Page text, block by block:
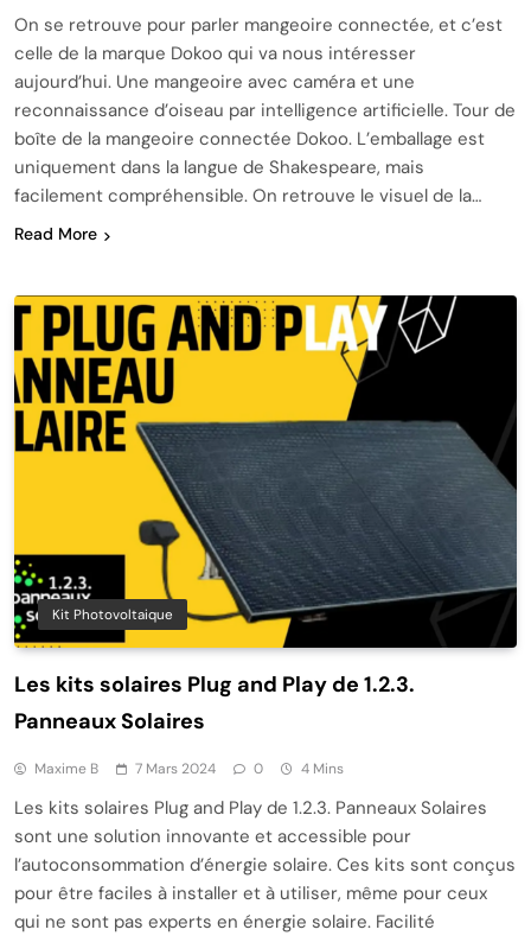
On se retrouve pour parler mangeoire connectée, et c’est
celle de la marque Dokoo qui va nous intéresser
aujourd’hui. Une mangeoire avec caméra et une
reconnaissance d’oiseau par intelligence artificielle. Tour de
boîte de la mangeoire connectée Dokoo. L’emballage est
uniquement dans la langue de Shakespeare, mais
facilement compréhensible. On retrouve le visuel de la…
Read More
Kit Photovoltaique
Les kits solaires Plug and Play de 1.2.3.
Panneaux Solaires
Maxime B 7 Mars 2024 0 4 Mins
Les kits solaires Plug and Play de 1.2.3. Panneaux Solaires
sont une solution innovante et accessible pour
l’autoconsommation d’énergie solaire. Ces kits sont conçus
pour être faciles à installer et à utiliser, même pour ceux
qui ne sont pas experts en énergie solaire. Facilité